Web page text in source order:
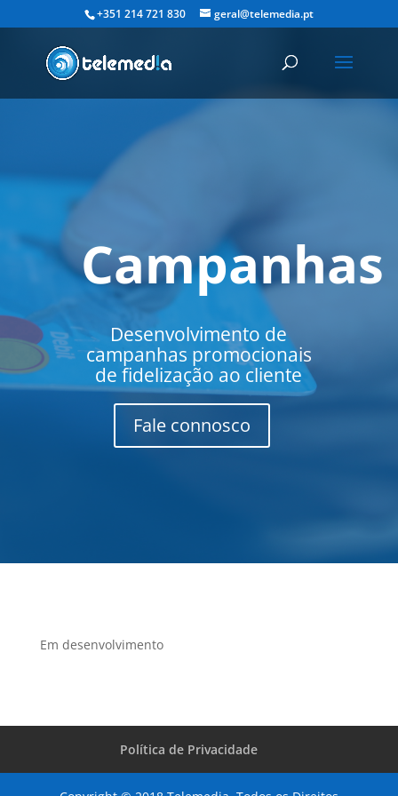
+351 214 721 830 geral@telemedia.pt
Campanhas
Desenvolvimento de
campanhas promocionais
de fidelização ao cliente
Fale connosco
Em desenvolvimento
Política de Privacidade